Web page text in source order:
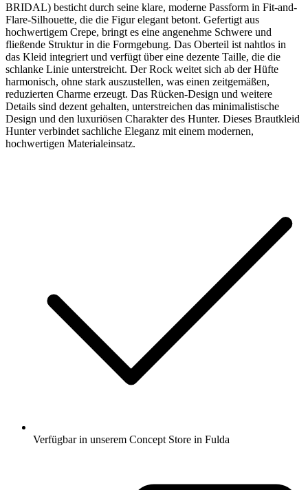
BRIDAL) besticht durch seine klare, moderne Passform in Fit-and-
Flare-Silhouette, die die Figur elegant betont. Gefertigt aus
hochwertigem Crepe, bringt es eine angenehme Schwere und
fließende Struktur in die Formgebung. Das Oberteil ist nahtlos in
das Kleid integriert und verfügt über eine dezente Taille, die die
schlanke Linie unterstreicht. Der Rock weitet sich ab der Hüfte
harmonisch, ohne stark auszustellen, was einen zeitgemäßen,
reduzierten Charme erzeugt. Das Rücken-Design und weitere
Details sind dezent gehalten, unterstreichen das minimalistische
Design und den luxuriösen Charakter des Hunter. Dieses Brautkleid
Hunter verbindet sachliche Eleganz mit einem modernen,
hochwertigen Materialeinsatz.
Verfügbar in unserem Concept Store in Fulda